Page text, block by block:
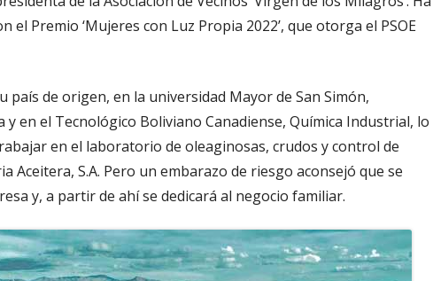
el Premio ‘Mujeres con Luz Propia 2022’, que otorga el PSOE
país de origen, en la universidad Mayor de San Simón,
y en el Tecnológico Boliviano Canadiense, Química Industrial, lo
en el laboratorio de oleaginosas, crudos y control de
Aceitera, S.A. Pero un embarazo de riesgo aconsejó que se
y, a partir de ahí se dedicará al negocio familiar.